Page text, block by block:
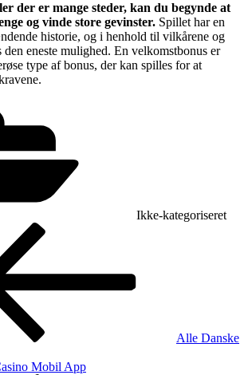
der er mange steder, kan du begynde at
og vinde store gevinster. Spillet har en
historie, og i henhold til vilkårene og
den eneste mulighed. En velkomstbonus er
type af bonus, der kan spilles for at
Ikke-kategoriseret
Alle Danske
Mobil App